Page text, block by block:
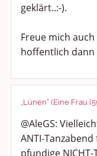
geklärt..:-).
Freue mich
hoffentlich dann
„Lünen“ (Eine Frau
@AleGS:
ANTI-
pfundige